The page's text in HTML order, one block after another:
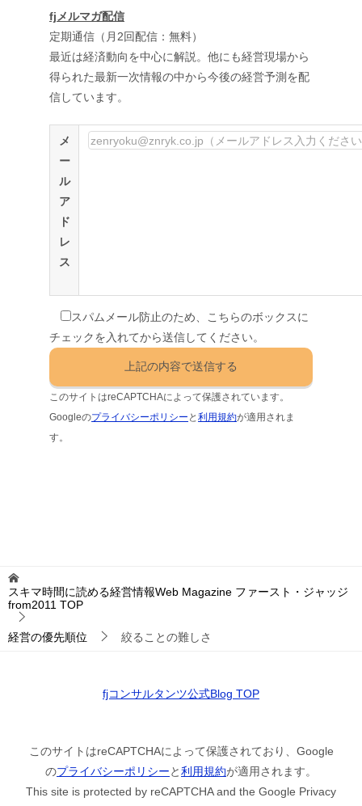
fjメルマガ配信
定期通信（月2回配信：無料）
最近は経済動向を中心に解説。他にも経営現場から
得られた最新一次情報の中から今後の経営予測を配
信しています。
メ
ー
ル
ア
ド
レ
ス
スパムメール防止のため、こちらのボックスに
チェックを入れてから送信してください。
このサイトはreCAPTCHAによって保護されています。
Googleのプライバシーポリシー と利用規約が適用されま
す。
スキマ時間に読める経営情報Web Magazine ファースト・ジャッジ
from2011 TOP
経営の優先順位 絞ることの難しさ
fjコンサルタンツ公式Blog TOP
このサイトはreCAPTCHAによって保護されており、Google
のプライバシーポリシーと利用規約が適用されます。
This site is protected by reCAPTCHA and the Google Privacy